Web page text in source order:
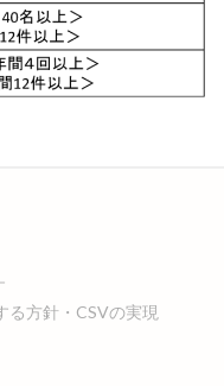
る方針・CSVの実現